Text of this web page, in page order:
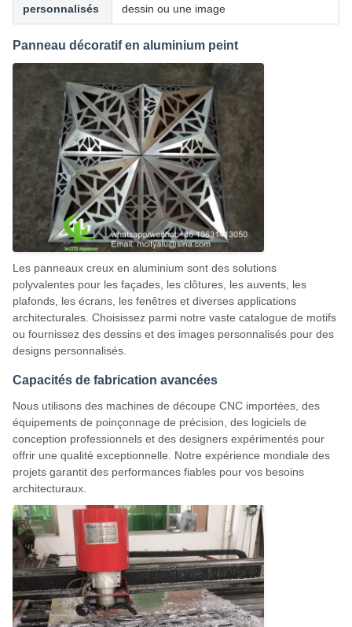
personnalisés
dessin ou une image
Panneau décoratif en aluminium peint
Les panneaux creux en aluminium sont des solutions
polyvalentes pour les façades, les clôtures, les auvents, les
plafonds, les écrans, les fenêtres et diverses applications
architecturales. Choisissez parmi notre vaste catalogue de motifs
ou fournissez des dessins et des images personnalisés pour des
designs personnalisés.
Capacités de fabrication avancées
Nous utilisons des machines de découpe CNC importées, des
équipements de poinçonnage de précision, des logiciels de
conception professionnels et des designers expérimentés pour
offrir une qualité exceptionnelle. Notre expérience mondiale des
projets garantit des performances fiables pour vos besoins
architecturaux.